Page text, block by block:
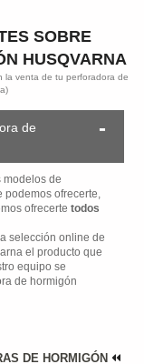
SOBRE
HUSQVARNA
la venta de tu perforadora de
de
modelos de
podemos ofrecerte,
ofrecertetodos
selección online de
el producto que
equipo se
de hormigón
DE HORMIGÓN